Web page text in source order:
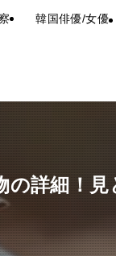
韓国俳優/女優
の詳細！